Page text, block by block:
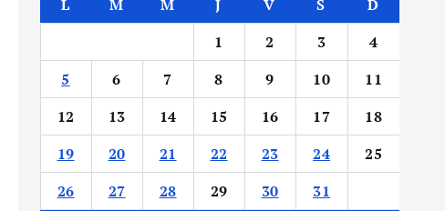
L M M J V S
D
1
2 3
4
5
6 7 8 9 10
11
12
13 14 15 16 17
18
19
20 21 22 23 24
25
26
27 28 29 30 31